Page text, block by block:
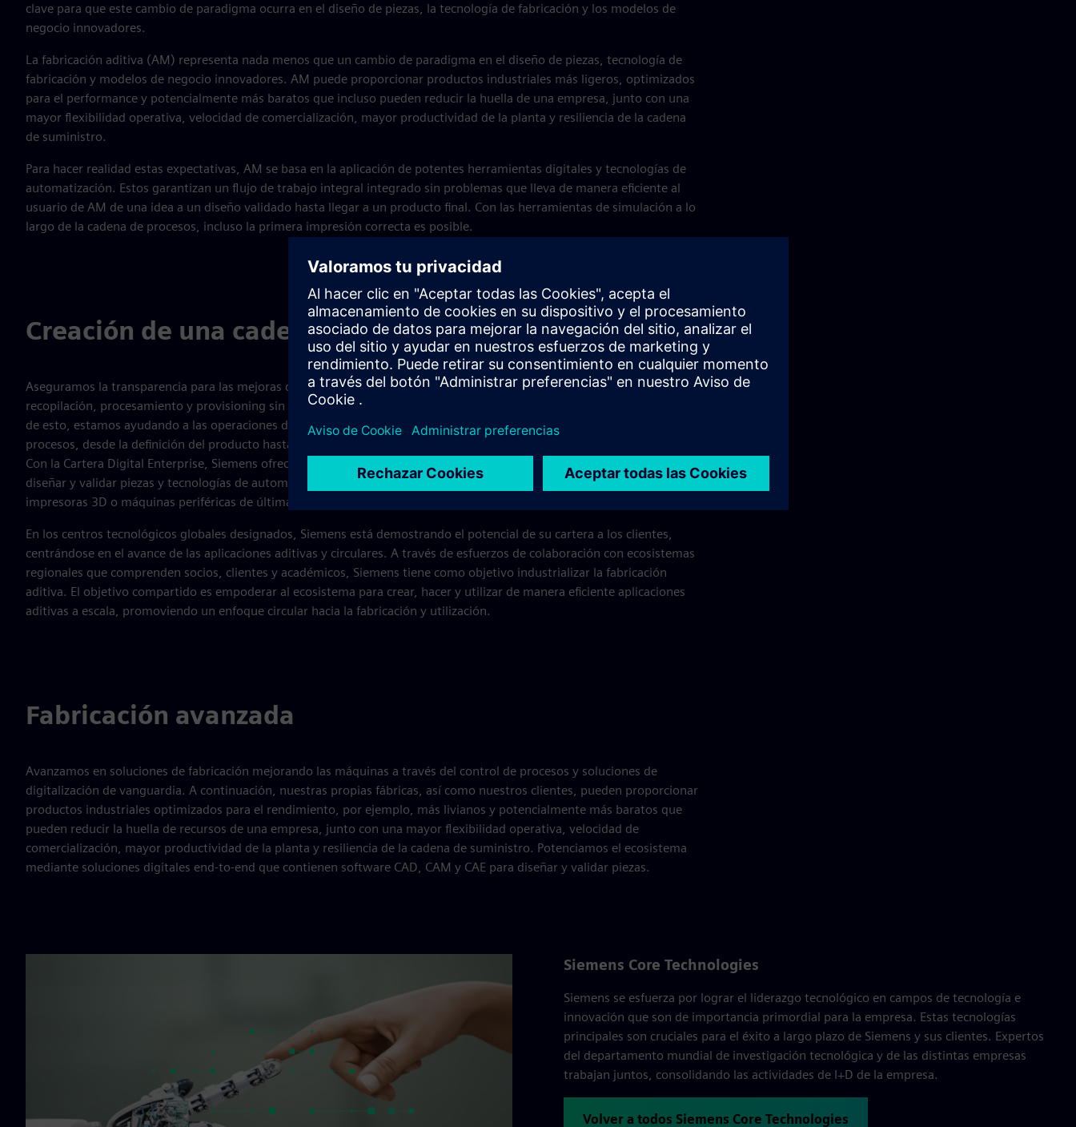
clave para que este cambio de paradigma ocurra en el diseño de piezas, la tecnología de fabricación y los modelos de
negocio innovadores.
La fabricación aditiva (AM) representa nada menos que un cambio de paradigma en el diseño de piezas, tecnología de
fabricación y modelos de negocio innovadores. AM puede proporcionar productos industriales más ligeros, optimizados
para el performance y potencialmente más baratos que incluso pueden reducir la huella de una empresa, junto con una
mayor flexibilidad operativa, velocidad de comercialización, mayor productividad de la planta y resiliencia de la cadena
de suministro.
Para hacer realidad estas expectativas, AM se basa en la aplicación de potentes herramientas digitales y tecnologías de
automatización. Estos garantizan un flujo de trabajo integral integrado sin problemas que lleva de manera eficiente al
usuario de AM de una idea a un diseño validado hasta llegar a un producto final. Con las herramientas de simulación a lo
largo de la cadena de procesos, incluso la primera impresión correcta es posible.
Creación de una cadena digital sin fisuras
Aseguramos la transparencia para las mejoras de fabricación sostenibles y el performance operativo mediante la
recopilación, procesamiento y provisioning sin interrupciones de datos críticos de productos y de fábrica. Sobre la base
de esto, estamos ayudando a las operaciones de nuestros clientes con soluciones digitales y nuevas tecnologías de
procesos, desde la definición del producto hasta la ejecución de la producción hasta el final de la vida útil del producto.
Con la Cartera Digital Enterprise, Siemens ofrece soluciones holísticas que contienen software CAD, CAM y CAE para
diseñar y validar piezas y tecnologías de automatización que permiten a los fabricantes de máquinas entregar
impresoras 3D o máquinas periféricas de última generación.
En los centros tecnológicos globales designados, Siemens está demostrando el potencial de su cartera a los clientes,
centrándose en el avance de las aplicaciones aditivas y circulares. A través de esfuerzos de colaboración con ecosistemas
regionales que comprenden socios, clientes y académicos, Siemens tiene como objetivo industrializar la fabricación
aditiva. El objetivo compartido es empoderar al ecosistema para crear, hacer y utilizar de manera eficiente aplicaciones
aditivas a escala, promoviendo un enfoque circular hacia la fabricación y utilización.
Fabricación avanzada
Avanzamos en soluciones de fabricación mejorando las máquinas a través del control de procesos y soluciones de
digitalización de vanguardia. A continuación, nuestras propias fábricas, así como nuestros clientes, pueden proporcionar
productos industriales optimizados para el rendimiento, por ejemplo, más livianos y potencialmente más baratos que
pueden reducir la huella de recursos de una empresa, junto con una mayor flexibilidad operativa, velocidad de
comercialización, mayor productividad de la planta y resiliencia de la cadena de suministro. Potenciamos el ecosistema
mediante soluciones digitales end-to-end que contienen software CAD, CAM y CAE para diseñar y validar piezas.
Siemens Core Technologies
Siemens se esfuerza por lograr el liderazgo tecnológico en campos de tecnología e
innovación que son de importancia primordial para la empresa. Estas tecnologías
principales son cruciales para el éxito a largo plazo de Siemens y sus clientes. Expertos
del departamento mundial de investigación tecnológica y de las distintas empresas
trabajan juntos, consolidando las actividades de I+D de la empresa.
Volver a todos Siemens Core Technologies